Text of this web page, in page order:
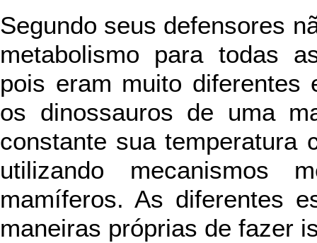
Segundo seus defensores
metabolismo para todas
pois eram muito diferentes
os dinossauros de uma
constante sua temperatura
utilizando mecanismos
mamíferos. As diferentes
maneiras próprias de fazer